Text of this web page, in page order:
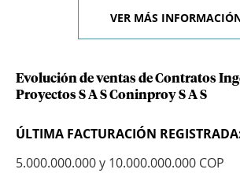
VER MÁS
Evolución de ventas de Contratos
Proyectos S A S Coninproy S A S
ÚLTIMA FACTURACIÓN
5.000.000.000 y 10.000.000.000 COP